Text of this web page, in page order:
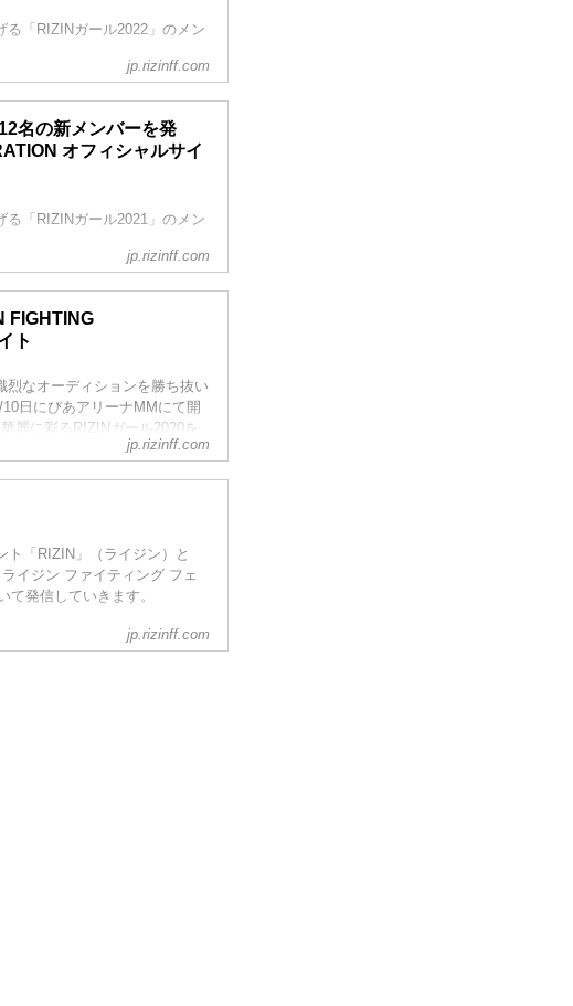
「RIZINガール2022」のメン
、SHOWROOM、そして
グを華麗に彩るRIZINガール
jp.rizinff.com
名の新メンバーを発
オフィシャルサイ
る「RIZINガール2021」のメン
ョン 2021】の合格者6名と
いたまスーパーアリーナで開
jp.rizinff.com
FIGHTING
ト
烈なオーディションを勝ち抜い
日にぴあアリーナMMにて開
麗に彩るRIZINガール2020を
しいです♪大好きなRIZIN...
jp.rizinff.com
ト「RIZIN」（ライジン）と
イジン ファイティング フェ
て発信していきます。
jp.rizinff.com